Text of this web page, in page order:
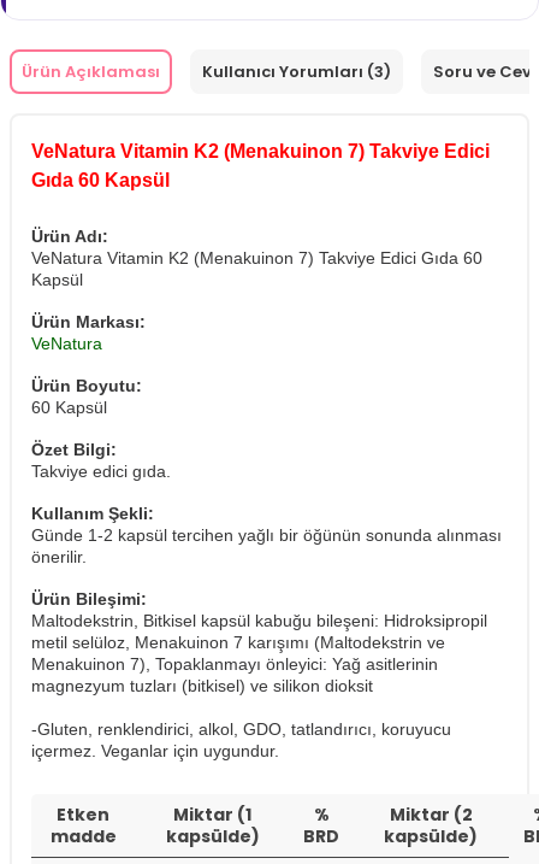
Ürün Açıklaması Kullanıcı Yorumları (3) Soru ve
VeNatura Vitamin K2 (Menakuinon 7) Takviye Edici
Gıda 60 Kapsül
Ürün Adı:
VeNatura Vitamin K2 (Menakuinon 7) Takviye Edici Gıda 60
Kapsül
Ürün Markası:
VeNatura
Ürün Boyutu:
60 Kapsül
Özet Bilgi:
Takviye edici gıda.
Kullanım Şekli:
Günde 1-2 kapsül tercihen yağlı bir öğünün sonunda alınması
önerilir.
Ürün Bileşimi:
Maltodekstrin, Bitkisel kapsül kabuğu bileşeni: Hidroksipropil
metil selüloz, Menakuinon 7 karışımı (Maltodekstrin ve
Menakuinon 7), Topaklanmayı önleyici: Yağ asitlerinin
magnezyum tuzları (bitkisel) ve silikon dioksit
​-Gluten, renklendirici, alkol, GDO, tatlandırıcı, koruyucu
içermez. Veganlar için uygundur.
Etken
madde
Miktar (1
kapsülde)
%
BRD
Miktar (2
kapsülde)